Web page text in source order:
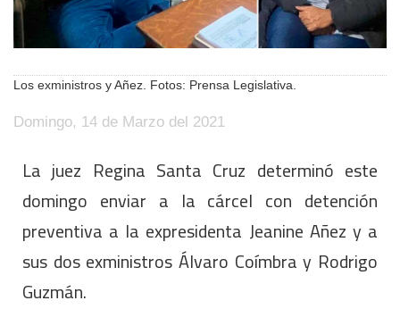
Los exministros y Añez. Fotos: Prensa Legislativa.
Domingo, 14 de Marzo del 2021
La juez Regina Santa Cruz determinó este
domingo enviar a la cárcel con detención
preventiva a la expresidenta Jeanine Añez y a
sus dos exministros Álvaro Coímbra y Rodrigo
Guzmán.